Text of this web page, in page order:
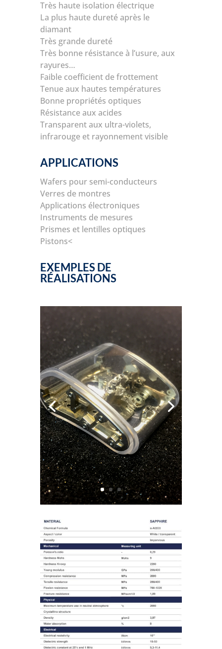
Très haute isolation électrique
La plus haute dureté après le
diamant
Très grande dureté
Très bonne résistance à l’usure, aux
rayures…
Faible coefficient de frottement
Tenue aux hautes températures
Bonne propriétés optiques
Résistance aux acides
Transparent aux ultra-violets,
infrarouge et rayonnement visible
APPLICATIONS
Wafers pour semi-conducteurs
Verres de montres
Applications électroniques
Instruments de mesures
Prismes et lentilles optiques
Pistons<
EXEMPLES DE
RÉALISATIONS